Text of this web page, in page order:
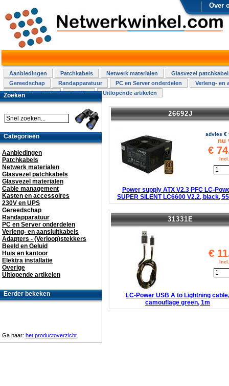
Over
Aanbiedingen Patchkabels Netwerk materialen
Glasvezel
Gereedschap
Randapparatuur PC en Server onderdelen
Verleng- en
Elektra installatie
Overige Uitlopende artikelen
26692J
advies €
nu
€
Power supply ATX V2.3 PFC LC-
SUPER SILENT LC6600 V2.2, black,
31331E
€
LC-Power USB A to Lightning cable,
camouflage green, 1m
Zoeken
Categorieën
Aanbiedingen
Patchkabels
Netwerk materialen
Glasvezel patchkabels
Glasvezel materialen
Cable management
Kasten en accessoires
230V en UPS
Gereedschap
Randapparatuur
PC en Server onderdelen
Verleng- en aansluitkabels
Adapters - (Verloop)stekkers
Beeld en Geluid
Huis en kantoor
Elektra installatie
Overige
Uitlopende artikelen
Eerder bekeken
Ga naar: het productoverzicht